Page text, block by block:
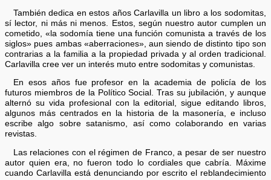
También dedica en estos años Carlavilla un libro a los sodomitas,
sí lector, ni más ni menos. Estos, según nuestro autor cumplen un
cometido, «la sodomía tiene una función comunista a través de los
siglos» pues ambas «aberraciones», aun siendo de distinto tipo son
contrarias a la familia a la propiedad privada y al orden tradicional.
Carlavilla cree ver un interés muto entre sodomitas y comunistas.
En esos años fue profesor en la academia de policía de los
futuros miembros de la Político Social. Tras su jubilación, y aunque
alternó su vida profesional con la editorial, sigue editando libros,
algunos más centrados en la historia de la masonería, e incluso
escribe algo sobre satanismo, así como colaborando en varias
revistas.
Las relaciones con el régimen de Franco, a pesar de ser nuestro
autor quien era, no fueron todo lo cordiales que cabría. Máxime
cuando Carlavilla está denunciando por escrito el reblandecimiento